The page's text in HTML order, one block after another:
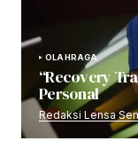
OLAHRAGA
“Recovery
Personal
Redaksi Lensa